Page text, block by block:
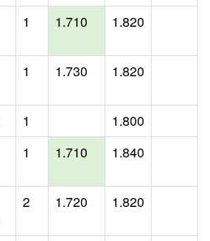
1 1.710 1.820
1 1.730 1.820
1
1.800
1 1.710 1.840
2 1.720 1.820